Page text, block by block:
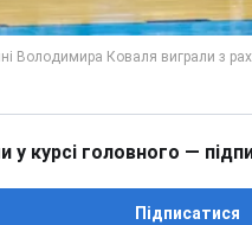
у курсі головного —
Підписатися